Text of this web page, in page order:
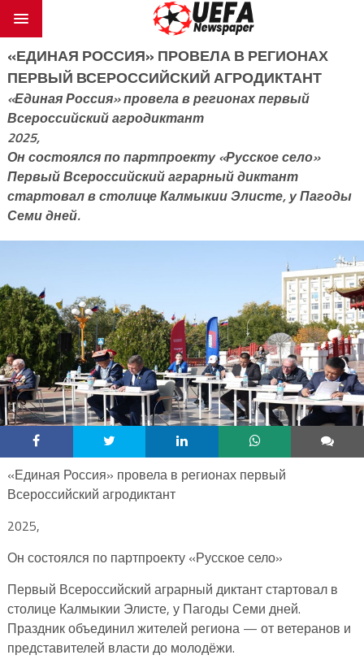
«ЕДИНАЯ РОССИЯ» ПРОВЕЛА В РЕГИОНАХ
ПЕРВЫЙ ВСЕРОССИЙСКИЙ АГРОДИКТАНТ
«Единая Россия» провела в регионах первый
Всероссийский агродиктант
2025,
Он состоялся по партпроекту «Русское село»
Первый Всероссийский аграрный диктант
стартовал в столице Калмыкии Элисте, у Пагоды
Семи дней.
«Единая Россия» провела в регионах первый
Всероссийский агродиктант
2025,
Он состоялся по партпроекту «Русское село»
Первый Всероссийский аграрный диктант стартовал в
столице Калмыкии Элисте, у Пагоды Семи дней.
Праздник объединил жителей региона — от ветеранов и
представителей власти до молодёжи.